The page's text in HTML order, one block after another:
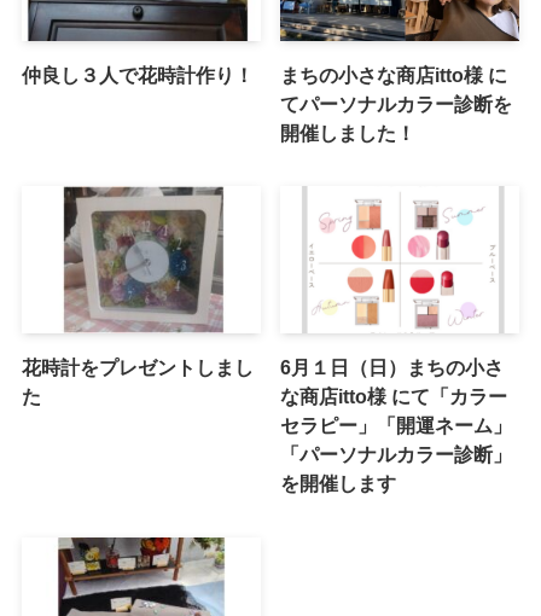
仲良し３人で花時計作り！
まちの小さな商店itto様 に
てパーソナルカラー診断を
開催しました！
花時計をプレゼントしまし
た
6月１日（日）まちの小さ
な商店itto様 にて「カラー
セラピー」「開運ネーム」
「パーソナルカラー診断」
を開催します